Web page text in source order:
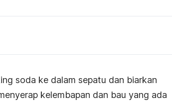
soda ke dalam sepatu dan biarkan
kelembapan dan bau yang ada